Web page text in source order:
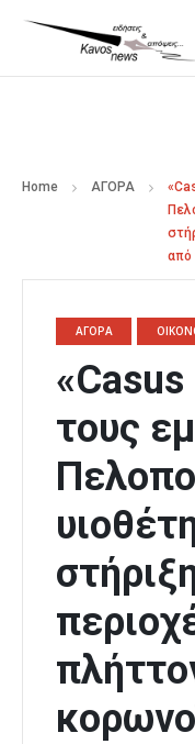
Home ΑΓΟΡΑ
από
ΑΓΟΡΑ
«Casus
τους